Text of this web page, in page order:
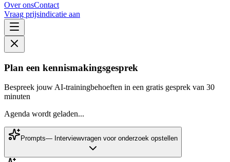
Over onsContact
Vraag prijsindicatie aan
Plan een kennismakingsgesprek
Bespreek jouw AI-trainingbehoeften in een gratis gesprek van 30
minuten
Agenda wordt geladen...
Prompts— Interviewvragen voor onderzoek opstellen